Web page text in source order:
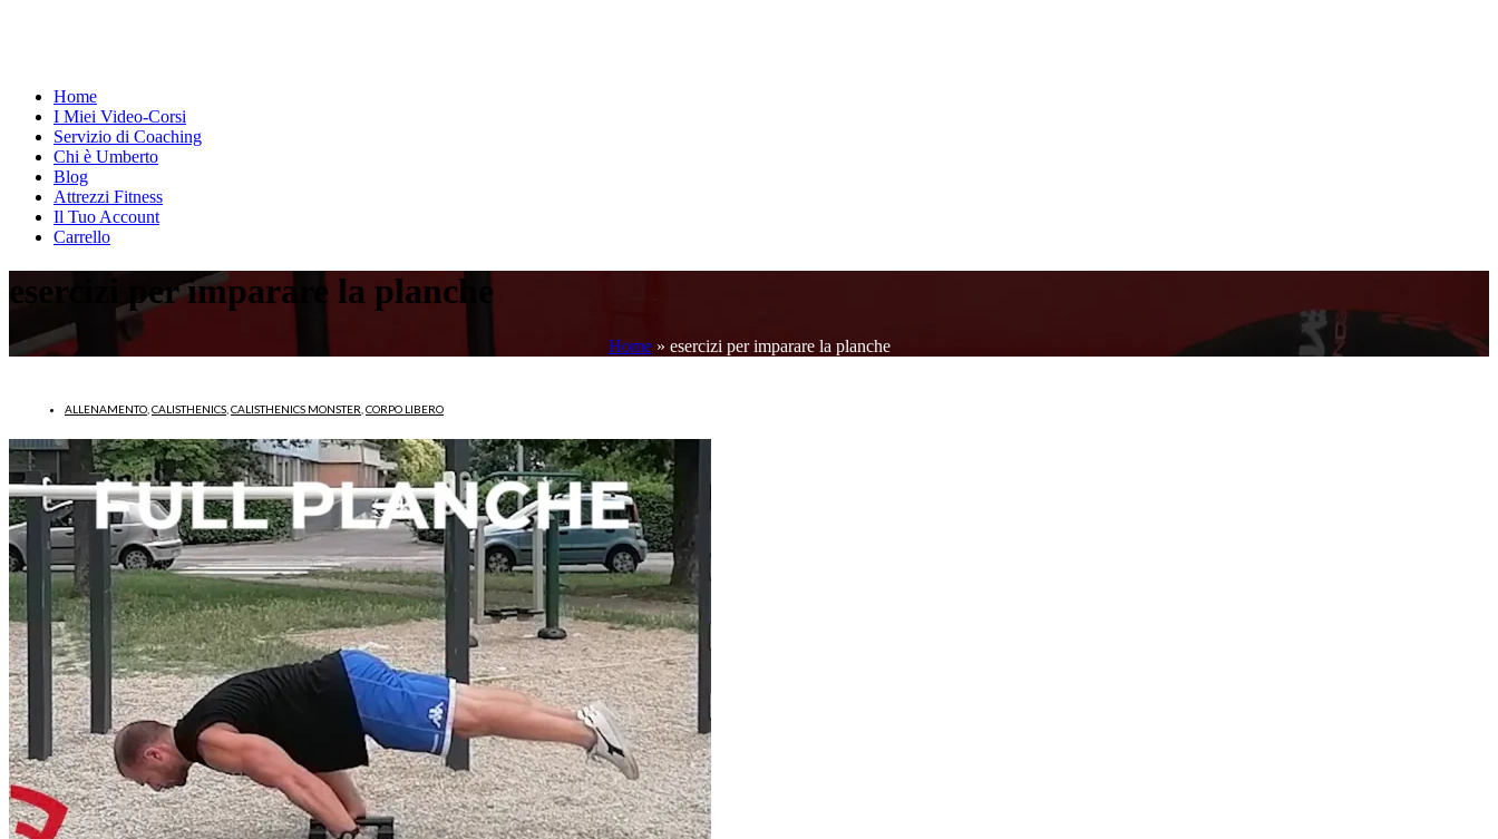
Home
I Miei Video-Corsi
Servizio di Coaching
Chi è Umberto
Blog
Attrezzi Fitness
Il Tuo Account
Carrello
esercizi per imparare la planche
Home» esercizi per imparare la planche
ALLENAMENTO CALISTHENICS CALISTHENICS MONSTER CORPO LIBERO